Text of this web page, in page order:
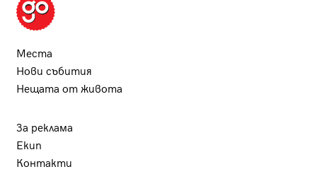
Места
Нови събития
Нещата от живота
За реклама
Екип
Контакти